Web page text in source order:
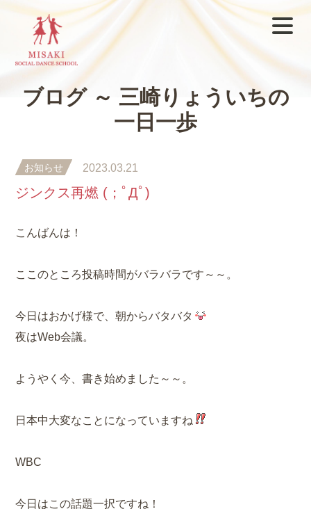
ブログ ～ 三崎りょういちの
一日一歩
お知らせ 2023.03.21
ジンクス再燃 (；ﾟДﾟ)
こんばんは！
ここのところ投稿時間がバラバラです～～。
今日はおかげ様で、朝からバタバタ
夜はWeb会議。
ようやく今、書き始めました～～。
日本中大変なことになっていますね
WBC
今日はこの話題一択ですね！